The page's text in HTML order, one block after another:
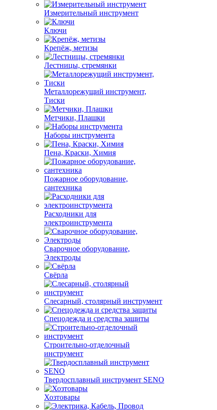
Измерительный инструмент
Ключи
Крепёж, метизы
Лестницы, стремянки
Металлорежущий инструмент,
Тиски
Метчики, Плашки
Наборы инструмента
Пена, Краски, Химия
Пожарное оборудование,
сантехника
Расходники для
электроинструмента
Сварочное оборудование,
Электроды
Свёрла
Слесарный, столярный инструмент
Спецодежда и средства защиты
Строительно-отделочный
инструмент
Твердосплавный инструмент SENO
Хозтовары